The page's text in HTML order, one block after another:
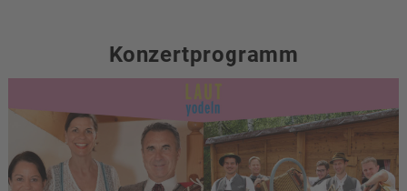
Konzertprogramm